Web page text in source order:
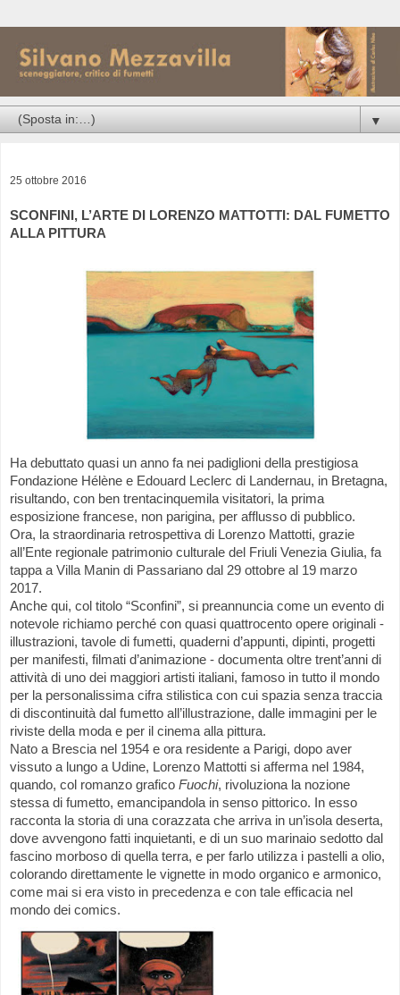
▼
25 ottobre 2016
SCONFINI, L’ARTE DI LORENZO MATTOTTI: DAL FUMETTO
ALLA PITTURA
Ha debuttato quasi un anno fa nei padiglioni della prestigiosa
Fondazione Hélène e Edouard Leclerc di Landernau, in Bretagna,
risultando, con ben trentacinquemila visitatori, la prima
esposizione francese, non parigina, per afflusso di pubblico.
Ora, la straordinaria retrospettiva di Lorenzo Mattotti, grazie
all’Ente regionale patrimonio culturale del Friuli Venezia Giulia, fa
tappa a Villa Manin di Passariano dal 29 ottobre al 19 marzo
2017.
Anche qui, col titolo “Sconfini”, si preannuncia come un evento di
notevole richiamo perché con quasi quattrocento opere originali -
illustrazioni, tavole di fumetti, quaderni d’appunti, dipinti, progetti
per manifesti, filmati d’animazione - documenta oltre trent’anni di
attività di uno dei maggiori artisti italiani, famoso in tutto il mondo
per la personalissima cifra stilistica con cui spazia senza traccia
di discontinuità dal fumetto all’illustrazione, dalle immagini per le
riviste della moda e per il cinema alla pittura.
Nato a Brescia nel 1954 e ora residente a Parigi, dopo aver
vissuto a lungo a Udine, Lorenzo Mattotti si afferma nel 1984,
quando, col romanzo grafico Fuochi, rivoluziona la nozione
stessa di fumetto, emancipandola in senso pittorico. In esso
racconta la storia di una corazzata che arriva in un’isola deserta,
dove avvengono fatti inquietanti, e di un suo marinaio sedotto dal
fascino morboso di quella terra, e per farlo utilizza i pastelli a olio,
colorando direttamente le vignette in modo organico e armonico,
come mai si era visto in precedenza e con tale efficacia nel
mondo dei comics.